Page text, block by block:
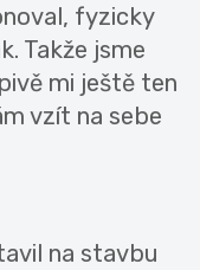
fyzicky
Takže jsme
mi ještě ten
vzít na sebe
na stavbu